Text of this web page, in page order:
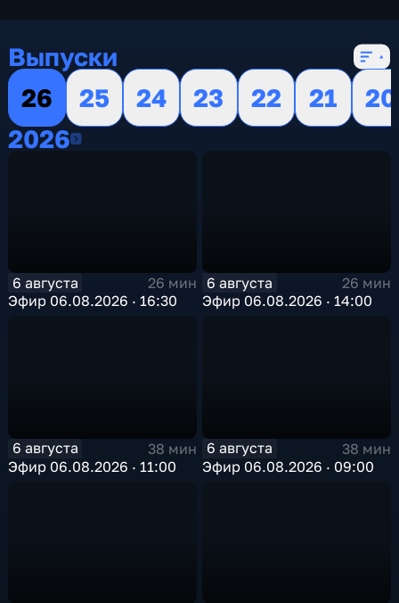
Выпуски
26
25 24 23 22 21
20
20262026
6 августа
26 мин
Эфир 06.08.2026 · 16:30
6 августа
26 мин
Эфир 06.08.2026 · 14:00
6 августа
38 мин
Эфир 06.08.2026 · 11:00
6 августа
38 мин
Эфир 06.08.2026 · 09:00